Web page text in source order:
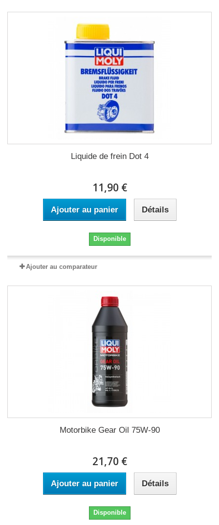
Liquide de frein Dot 4
11,90 €
Ajouter au panier Détails
Disponible
Ajouter au comparateur
Motorbike Gear Oil 75W-90
21,70 €
Ajouter au panier Détails
Disponible